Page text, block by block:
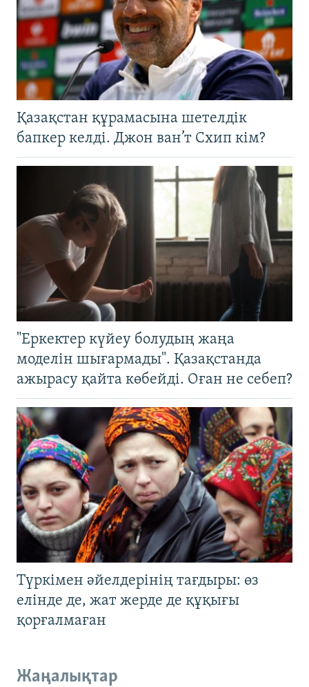
Қазақстан құрамасына шетелдік
бапкер келді. Джон ван’т Схип кім?
"Еркектер күйеу болудың жаңа
моделін шығармады". Қазақстанда
ажырасу қайта көбейді. Оған не себеп?
Түркімен әйелдерінің тағдыры: өз
елінде де, жат жерде де құқығы
қорғалмаған
Жаңалықтар